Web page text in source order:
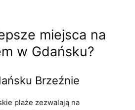
miejsca na
w Gdańsku?
Brzeźnie
plaże zezwalają na